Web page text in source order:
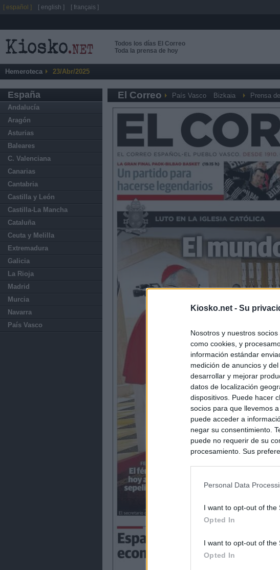
Kiosko.net - Su
Nosotros y nuestros
como cookies, y
información estándar
medición de anuncios y
desarrollar y mejorar
datos de localización
dispositivos. Puede hacer
socios para que llevemos
puede acceder a
negar su consentimiento.
puede no requerir de su
procesamiento. Sus
Personal Data
I want to opt-out of the
Opted In
I want to opt-out of the
Opted In
Todos los días El Correo
Toda la prensa de hoy
Hemeroteca 23/Abr/2025
España
Andalucía
Aragón
Asturias
Baleares
C. Valenciana
Canarias
Cantabria
Castilla y León
Castilla-La Mancha
Cataluña
Ceuta y Melilla
Extremadura
Galicia
La Rioja
Madrid
Murcia
Navarra
País Vasco
El Correo País Vasco Bizkaia Prensa
[ español ] [ english ] [ français ]